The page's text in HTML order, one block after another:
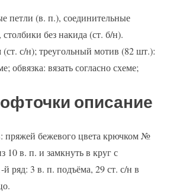
петли (в. п.), соединительные
без накида (ст. б/н).
с/н); треугольный мотив (82 шт.):
обвязка: вязать согласно схеме;
описание
пряжей бежевого цвета крючком №
10 в. п. и замкнуть в круг с
ряд: 3 в. п. подъёма, 29 ст. с/н в